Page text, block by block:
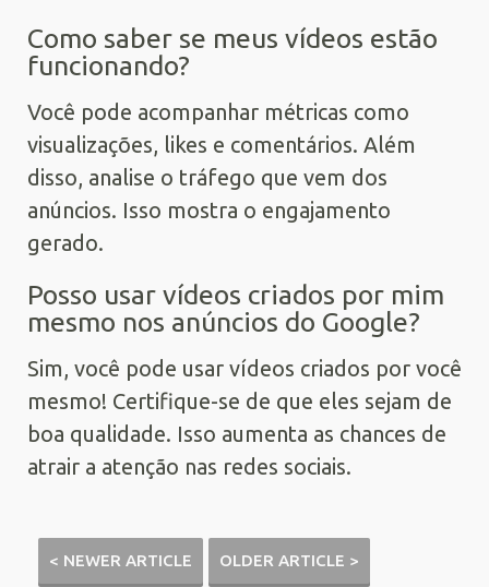
Como saber se meus vídeos estão
funcionando?
Você pode acompanhar métricas como
visualizações, likes e comentários. Além
disso, analise o tráfego que vem dos
anúncios. Isso mostra o engajamento
gerado.
Posso usar vídeos criados por mim
mesmo nos anúncios do Google?
Sim, você pode usar vídeos criados por você
mesmo! Certifique-se de que eles sejam de
boa qualidade. Isso aumenta as chances de
atrair a atenção nas redes sociais.
< NEWER ARTICLE OLDER ARTICLE >